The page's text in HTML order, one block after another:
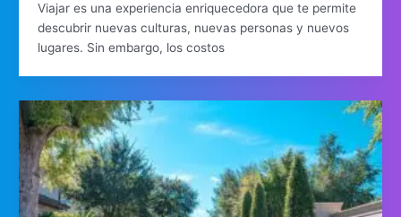
Viajar es una experiencia enriquecedora que te permite
descubrir nuevas culturas, nuevas personas y nuevos
lugares. Sin embargo, los costos